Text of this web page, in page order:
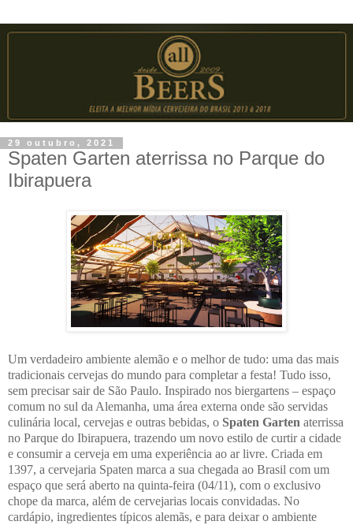
29 outubro, 2021
Spaten Garten aterrissa no Parque do
Ibirapuera
Um verdadeiro ambiente alemão e o melhor de tudo: uma das mais
tradicionais cervejas do mundo para completar a festa! Tudo isso,
sem precisar sair de São Paulo. Inspirado nos biergartens – espaço
comum no sul da Alemanha, uma área externa onde são servidas
culinária local, cervejas e outras bebidas, o Spaten Garten aterrissa
no Parque do Ibirapuera, trazendo um novo estilo de curtir a cidade
e consumir a cerveja em uma experiência ao ar livre. Criada em
1397, a cervejaria Spaten marca a sua chegada ao Brasil com um
espaço que será aberto na quinta-feira (04/11), com o exclusivo
chope da marca, além de cervejarias locais convidadas. No
cardápio, ingredientes típicos alemãs, e para deixar o ambiente